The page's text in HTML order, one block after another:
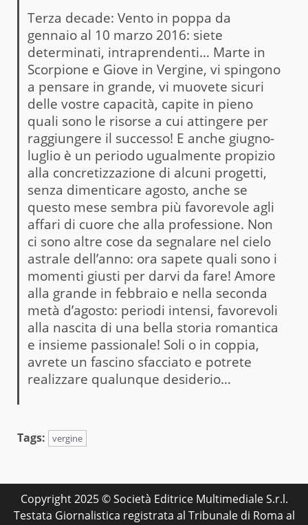
Terza decade: Vento in poppa da
gennaio al 10 marzo 2016: siete
determinati, intraprendenti… Marte in
Scorpione e Giove in Vergine, vi spingono
a pensare in grande, vi muovete sicuri
delle vostre capacità, capite in pieno
quali sono le risorse a cui attingere per
raggiungere il successo! E anche giugno-
luglio è un periodo ugualmente propizio
alla concretizzazione di alcuni progetti,
senza dimenticare agosto, anche se
questo mese sembra più favorevole agli
affari di cuore che alla professione. Non
ci sono altre cose da segnalare nel cielo
astrale dell’anno: ora sapete quali sono i
momenti giusti per darvi da fare! Amore
alla grande in febbraio e nella seconda
metà d’agosto: periodi intensi, favorevoli
alla nascita di una bella storia romantica
e insieme passionale! Soli o in coppia,
avrete un fascino sfacciato e potrete
realizzare qualunque desiderio…
Tags: vergine
Copyright 2025 © Società Editrice Multimediale S.r.l.
Testata Giornalistica registrata al Tribunale di Roma al